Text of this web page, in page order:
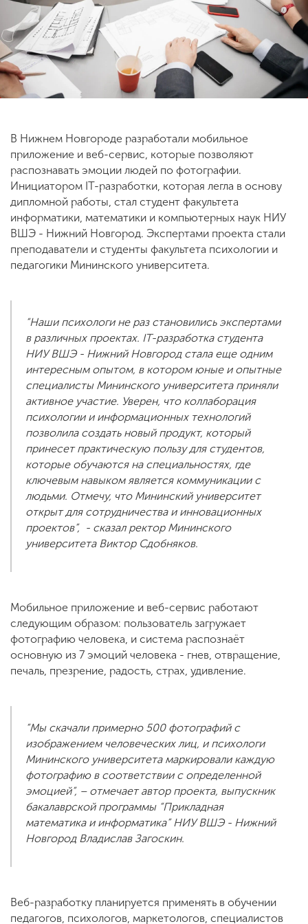
SPN CHI
+7 (831) 262-26-20
В Нижнем Новгороде разработали мобильное
приложение и веб-сервис, которые позволяют
распознавать эмоции людей по фотографии.
Инициатором IT-разработки, которая легла в основу
дипломной работы, стал студент факультета
информатики, математики и компьютерных наук НИУ
ВШЭ - Нижний Новгород. Экспертами проекта стали
преподаватели и студенты факультета психологии и
педагогики Мининского университета.
“Наши психологи не раз становились экспертами
в различных проектах. IT-разработка студента
НИУ ВШЭ - Нижний Новгород стала еще одним
интересным опытом, в котором юные и опытные
специалисты Мининского университета приняли
активное участие. Уверен, что коллаборация
психологии и информационных технологий
позволила создать новый продукт, который
принесет практическую пользу для студентов,
которые обучаются на специальностях, где
ключевым навыком является коммуникации с
людьми. Отмечу, что Мининский университет
открыт для сотрудничества и инновационных
проектов”, - сказал ректор Мининского
университета Виктор Сдобняков.
Мобильное приложение и веб-сервис работают
следующим образом: пользователь загружает
фотографию человека, и система распознаёт
основную из 7 эмоций человека - гнев, отвращение,
печаль, презрение, радость, страх, удивление.
“Мы скачали примерно 500 фотографий с
изображением человеческих лиц, и психологи
Мининского университета маркировали каждую
фотографию в соответствии с определенной
эмоцией”, – отмечает автор проекта, выпускник
бакалаврской программы “Прикладная
математика и информатика” НИУ ВШЭ - Нижний
Новгород Владислав Загоскин.
Веб-разработку планируется применять в обучении
педагогов, психологов, маркетологов, специалистов